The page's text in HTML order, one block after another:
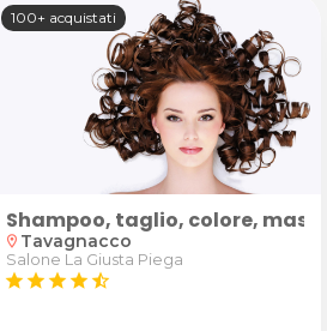
"Sugaring"
100+ acquistati
Shampoo, taglio, colore,
location_on Tavagnacco
Salone La Giusta Piega
star star star star star_half